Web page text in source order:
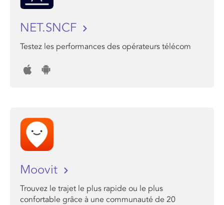
NET.SNCF
Testez les performances des opérateurs télécom
Moovit
Trouvez le trajet le plus rapide ou le plus
confortable grâce à une communauté de 20